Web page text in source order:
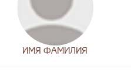
ИМЯ ФАМИЛИЯ